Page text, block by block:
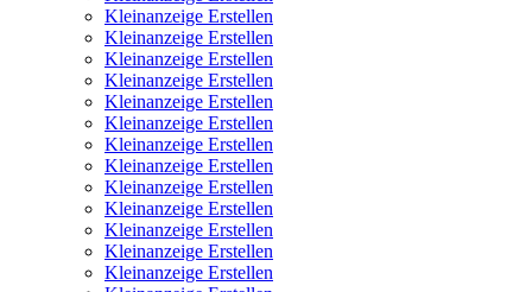
Kleinanzeige Erstellen
Kleinanzeige Erstellen
Kleinanzeige Erstellen
Kleinanzeige Erstellen
Kleinanzeige Erstellen
Kleinanzeige Erstellen
Kleinanzeige Erstellen
Kleinanzeige Erstellen
Kleinanzeige Erstellen
Kleinanzeige Erstellen
Kleinanzeige Erstellen
Kleinanzeige Erstellen
Kleinanzeige Erstellen